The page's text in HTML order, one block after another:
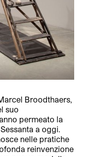
Broodthaers,
suo
permeato la
a oggi.
nelle pratiche
reinvenzione